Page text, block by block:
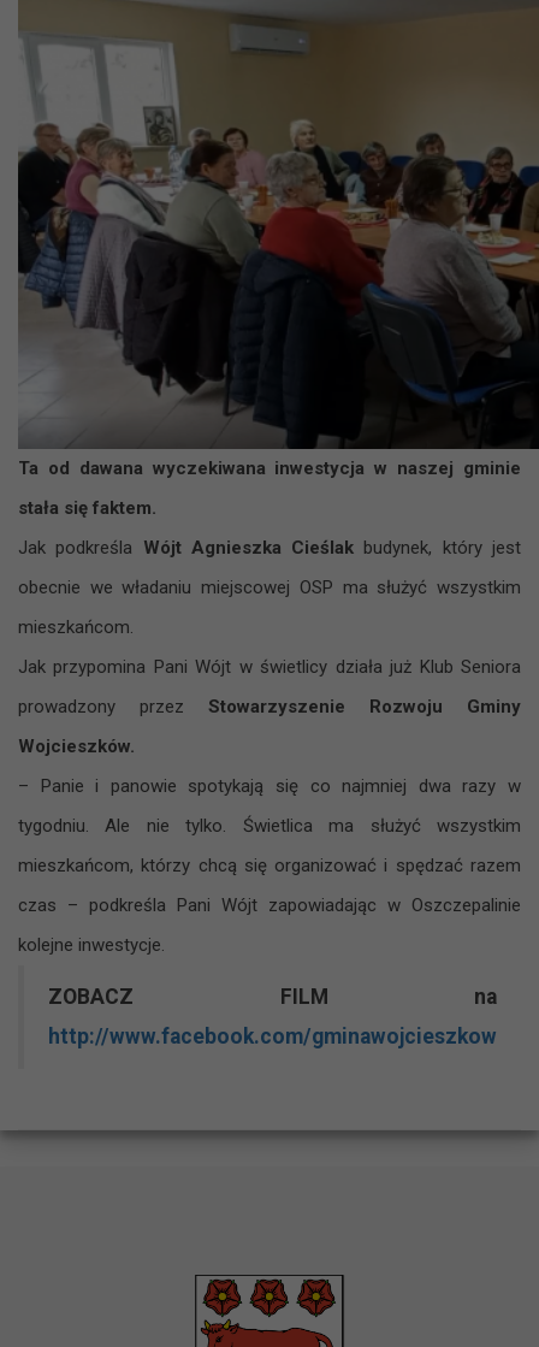
Ta od dawana wyczekiwana inwestycja w naszej gminie
stała się faktem.
Jak podkreśla Wójt Agnieszka Cieślak budynek, który jest
obecnie we władaniu miejscowej OSP ma służyć wszystkim
mieszkańcom.
Jak przypomina Pani Wójt w świetlicy działa już Klub Seniora
prowadzony przez Stowarzyszenie Rozwoju Gminy
Wojcieszków.
– Panie i panowie spotykają się co najmniej dwa razy w
tygodniu. Ale nie tylko. Świetlica ma służyć wszystkim
mieszkańcom, którzy chcą się organizować i spędzać razem
czas – podkreśla Pani Wójt zapowiadając w Oszczepalinie
kolejne inwestycje.
ZOBACZ FILM na
http://www.facebook.com/gminawojcieszkow